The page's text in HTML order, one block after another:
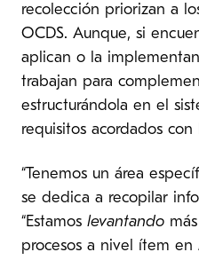
recolección priorizan a
OCDS. Aunque, si
aplican o la
trabajan para
estructurándola en el
requisitos acordados con
“Tenemos un área
se dedica a recopilar
“Estamos levantando
procesos a nivel ítem en